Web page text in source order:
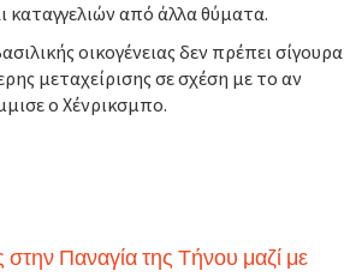
καταγγελιών από άλλα θύματα.
οικογένειας δεν πρέπει σίγουρα
μεταχείρισης σε σχέση με το αν
ο Χένρικσμπο.
Παναγία της Τήνου μαζί με